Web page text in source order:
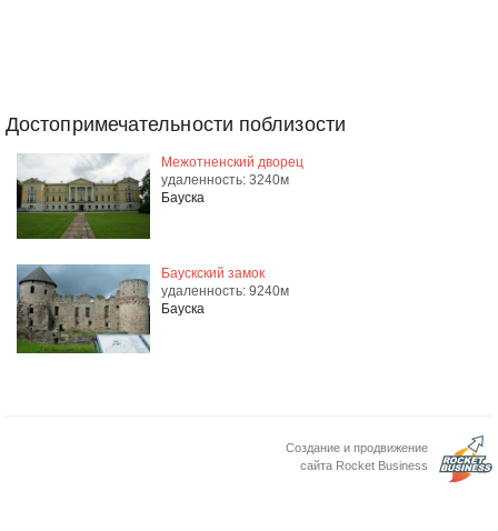
Достопримечательности поблизости
Межотненский дворец
удаленность: 3240м
Бауска
Баускский замок
удаленность: 9240м
Бауска
Создание и продвижение
сайта Rocket Business